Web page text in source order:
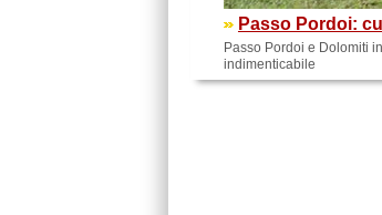
Passo Pordoi:
Passo Pordoi e Dolomiti
indimenticabile